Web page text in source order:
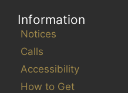
Information
Notices
Calls
Accessibility
How to Get